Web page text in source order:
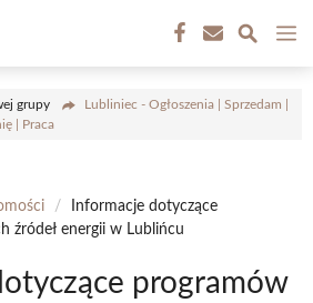
grupy
Lubliniec - Ogłoszenia | Sprzedam |
| Praca
/
Informacje dotyczące
źródeł energii w Lublińcu
programów